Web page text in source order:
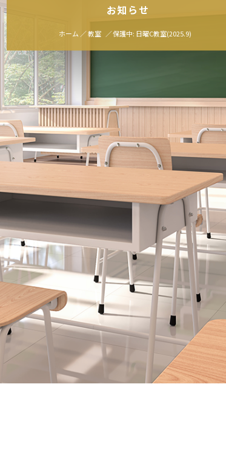
お知らせ
ホーム 教室 保護中: 日曜C教室(2025.9)